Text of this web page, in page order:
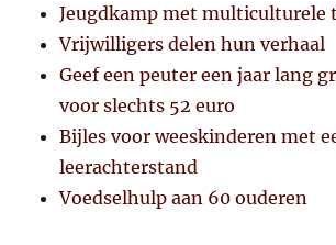
Jeugdkamp met multiculturele
Vrijwilligers delen hun verhaal
Geef een peuter een jaar lang
voor slechts 52 euro
Bijles voor weeskinderen met
leerachterstand
Voedselhulp aan 60 ouderen